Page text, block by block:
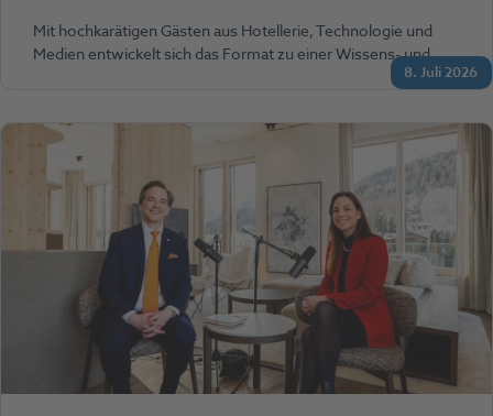
8. Juli 2026
Mit hochkarätigen Gästen aus Hotellerie, Technologie und
Medien entwickelt sich das Format zu einer Wissens- und…